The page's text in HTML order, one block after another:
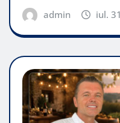
admin iul.